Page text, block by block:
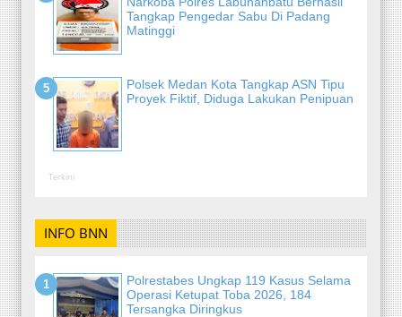
Tangkap Pengedar Sabu Di Padang
Matinggi
Polsek Medan Kota Tangkap ASN Tipu
Proyek Fiktif, Diduga Lakukan Penipuan
Terkini
INFO BNN
Polrestabes Ungkap 119 Kasus Selama
Operasi Ketupat Toba 2026, 184
Tersangka Diringkus